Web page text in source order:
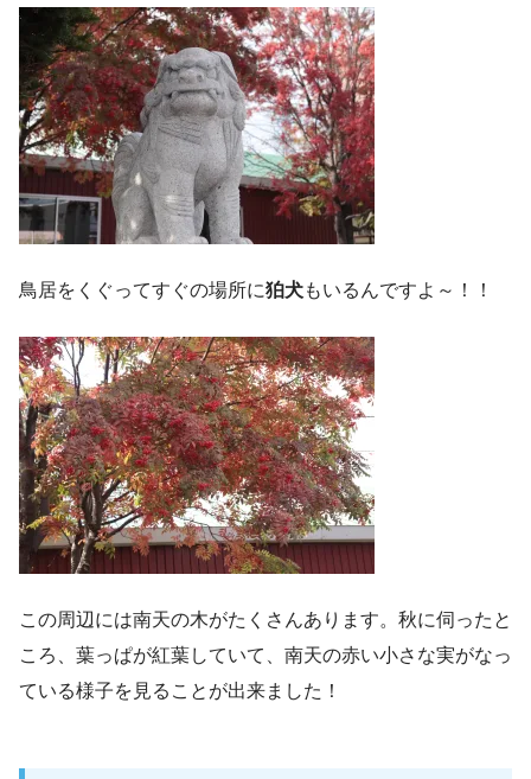
鳥居をくぐってすぐの場所に狛犬もいるんですよ～！！
この周辺には南天の木がたくさんあります。秋に伺ったと
ころ、葉っぱが紅葉していて、南天の赤い小さな実がなっ
ている様子を見ることが出来ました！